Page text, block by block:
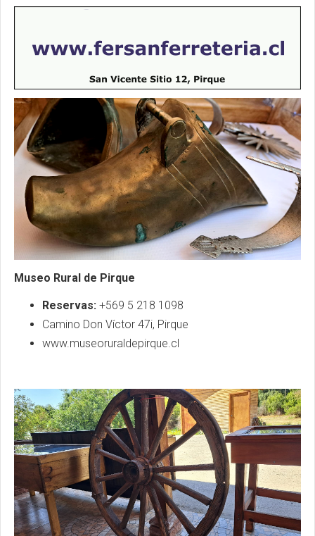
Museo Rural de Pirque
Reservas: +569 5 218 1098
Camino Don Víctor 47i, Pirque
www.museoruraldepirque.cl